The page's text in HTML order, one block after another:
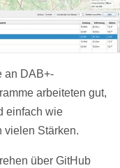
an DAB+-
arbeiteten gut,
einfach wie
vielen Stärken.
über GitHub